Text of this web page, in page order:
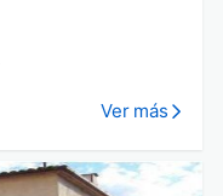
Ver más